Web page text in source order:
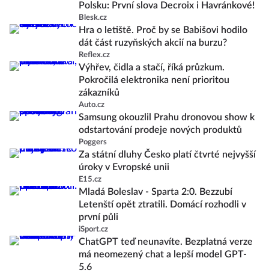
Polsku: První slova Decroix i Havránkové!
Blesk.cz
Hra o letiště. Proč by se Babišovi hodilo
dát část ruzyňských akcií na burzu?
Reflex.cz
Výhřev, čidla a stačí, říká průzkum.
Pokročilá elektronika není prioritou
zákazníků
Auto.cz
Samsung okouzlil Prahu dronovou show k
odstartování prodeje nových produktů
Poggers
Za státní dluhy Česko platí čtvrté nejvyšší
úroky v Evropské unii
E15.cz
Mladá Boleslav - Sparta 2:0. Bezzubí
Letenští opět ztratili. Domácí rozhodli v
první půli
iSport.cz
ChatGPT teď neunavíte. Bezplatná verze
má neomezený chat a lepší model GPT-
5.6